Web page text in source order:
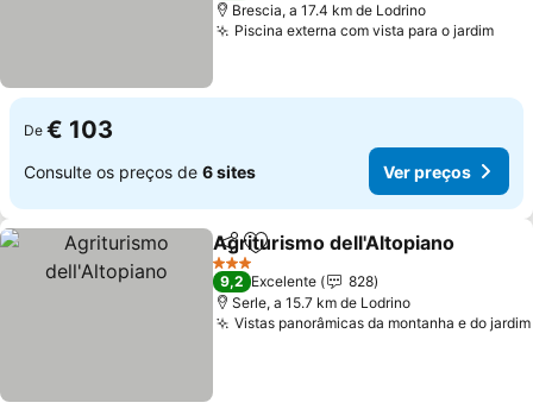
Brescia, a 17.4 km de Lodrino
Piscina externa com vista para o jardimVer
De € 103
Consulte os preços de 6 sites Ver preços
PartilharAdicionar aos favoritos
Agriturismo dell'Altopiano
3 Estrelas
9,2 Excelente
828
Serle, a 15.7 km de Lodrino
Vistas panorâmicas da montanha e do jardim